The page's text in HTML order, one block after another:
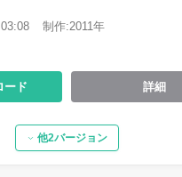
03:08 2011
詳細
他2バージョン